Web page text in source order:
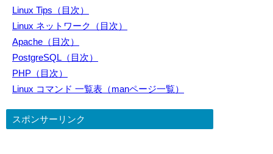
Linux Tips（目次）
Linux ネットワーク（目次）
Apache（目次）
PostgreSQL（目次）
PHP（目次）
Linux コマンド 一覧表（manページ一覧）
スポンサーリンク